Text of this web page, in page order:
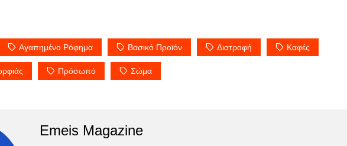
Αγαπημένο Ρόφημα Βασικό Προϊόν Διατροφή Καφές
Πρόσωπό Σώμα
Emeis Magazine